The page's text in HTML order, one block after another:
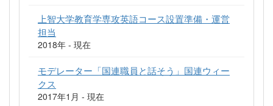
上智大学教育学専攻英語コース設置準備・運営
担当
2018年 - 現在
モデレーター「国連職員と話そう」国連ウィー
クス
2017年1月 - 現在